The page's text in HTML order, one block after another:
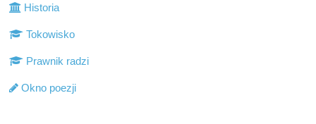
Historia
Tokowisko
Prawnik radzi
Okno poezji